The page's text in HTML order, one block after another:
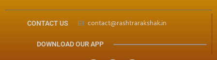
CONTACT US contact@rashtrarakshak.in
DOWNLOAD OUR APP